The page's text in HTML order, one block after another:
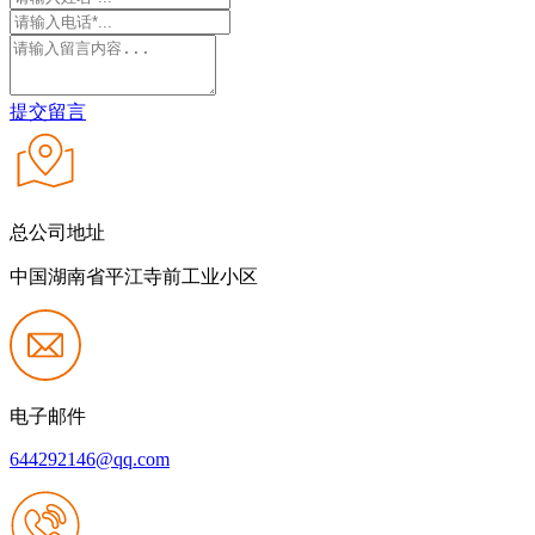
提交留言
总公司地址
中国湖南省平江寺前工业小区
电子邮件
644292146@qq.com